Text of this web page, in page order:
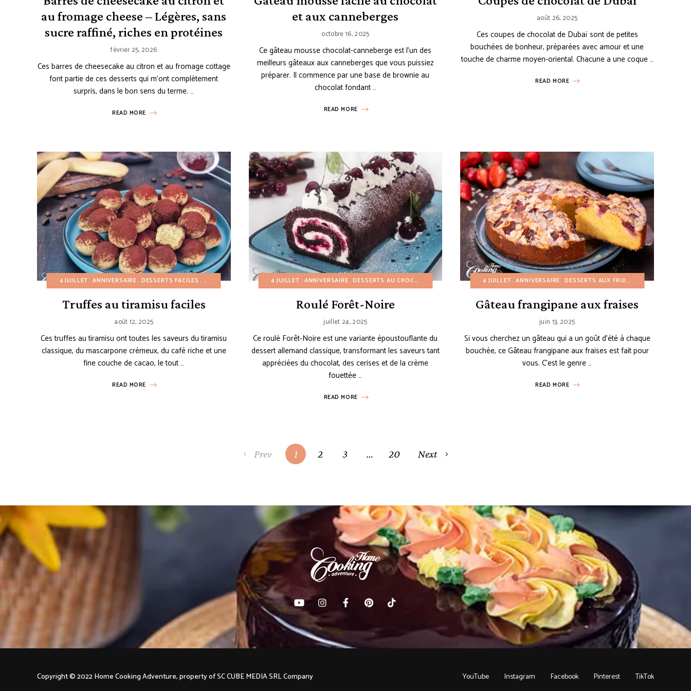
au fromage cheese – Légères, sans
sucre raffiné, riches en protéines
février 25, 2026
Ces barres de cheesecake au citron et au fromage cottage
font partie de ces desserts qui m’ont complètement
surpris, dans le bon sens du terme. …
READ MORE
et aux canneberges
octobre 16, 2025
Ce gâteau mousse chocolat-canneberge est l’un des
meilleurs gâteaux aux canneberges que vous puissiez
préparer. Il commence par une base de brownie au
chocolat fondant …
READ MORE
août 26, 2025
Ces coupes de chocolat de Dubaï sont de petites
bouchées de bonheur, préparées avec amour et une
touche de charme moyen-oriental. Chacune a une coque …
READ MORE
4 JUILLET ANNIVERSAIRE DESSERTS FACILES DESSERTS SANS CUISSON NOËL RECETTES À PETIT BUDGET RECETTES AMÉRICAINES RECETTES DE COLLATIONS RECETTES DE MINI-DESSERTS
Truffes au tiramisu faciles
août 12, 2025
Ces truffes au tiramisu ont toutes les saveurs du tiramisu
classique, du mascarpone crémeux, du café riche et une
fine couche de cacao, le tout …
READ MORE
4 JUILLET ANNIVERSAIRE DESSERTS AU CHOCOLAT DESSERTS AUX FRUITS DESSERTS FACILES ÉTÉ GÂTEAUX HIVER NOËL
Roulé Forêt-Noire
juillet 24, 2025
Ce roulé Forêt-Noire est une variante époustouflante du
dessert allemand classique, transformant les saveurs tant
appréciées du chocolat, des cerises et de la crème
fouettée …
READ MORE
4 JUILLET ANNIVERSAIRE DESSERTS AUX FRUITS DESSERTS
Gâteau frangipane aux fraises
juin 13, 2025
Si vous cherchez un gâteau qui a un goût d’été à chaque
bouchée, ce Gâteau frangipane aux fraises est fait pour
vous. C’est le genre …
READ MORE
Prev 1 2 3 … 20 Next
YouTube Instagram Facebook Pinterest TikTok
Copyright © 2022 Home Cooking Adventure, property of SC CUBE MEDIA SRL Company